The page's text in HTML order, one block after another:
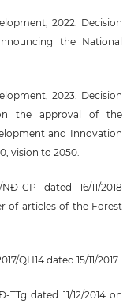
2022. Decision
the National
2023. Decision
on the approval of the
and Innovation
vision to 2050.
CP dated 16/11/2018
of articles of the Forest
QH14 dated 15/11/2017
dated 11/12/2014 on